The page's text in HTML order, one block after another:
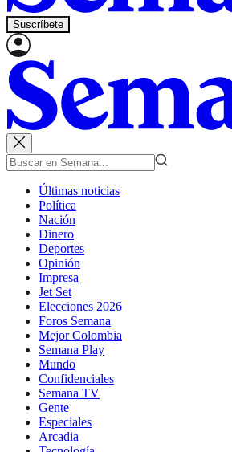
Suscríbete
Últimas noticias
Política
Nación
Dinero
Deportes
Opinión
Impresa
Jet Set
Elecciones 2026
Foros Semana
Mejor Colombia
Semana Play
Mundo
Confidenciales
Semana TV
Gente
Especiales
Arcadia